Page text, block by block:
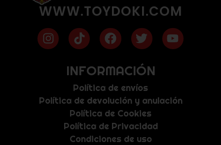
WWW.TOYDOKI.COM
INFORMACIÓN
Política de envíos
Política de devolución y anulación
Política de Cookies
Política de Privacidad
Condiciones de uso